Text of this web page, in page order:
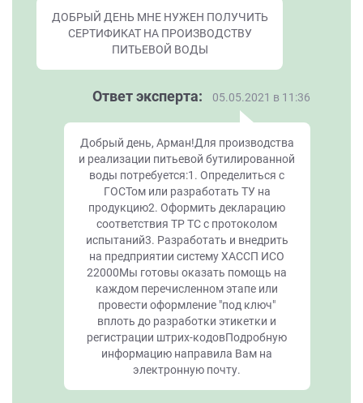
ДОБРЫЙ ДЕНЬ МНЕ НУЖЕН ПОЛУЧИТЬ
СЕРТИФИКАТ НА ПРОИЗВОДСТВУ
ПИТЬЕВОЙ ВОДЫ
Ответ эксперта: 05.05.2021 в 11:36
Добрый день, Арман!Для производства
и реализации питьевой бутилированной
воды потребуется:1. Определиться с
ГОСТом или разработать ТУ на
продукцию2. Оформить декларацию
соответствия ТР ТС с протоколом
испытаний3. Разработать и внедрить
на предприятии систему ХАССП ИСО
22000Мы готовы оказать помощь на
каждом перечисленном этапе или
провести оформление "под ключ"
вплоть до разработки этикетки и
регистрации штрих-кодовПодробную
информацию направила Вам на
электронную почту.